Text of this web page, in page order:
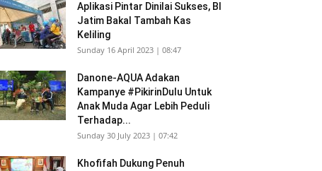
Aplikasi Pintar Dinilai Sukses, BI
Jatim Bakal Tambah Kas
Keliling
Sunday 16 April 2023 | 08:47
Danone-AQUA Adakan
Kampanye #PikirinDulu Untuk
Anak Muda Agar Lebih Peduli
Terhadap...
Sunday 30 July 2023 | 07:42
Khofifah Dukung Penuh